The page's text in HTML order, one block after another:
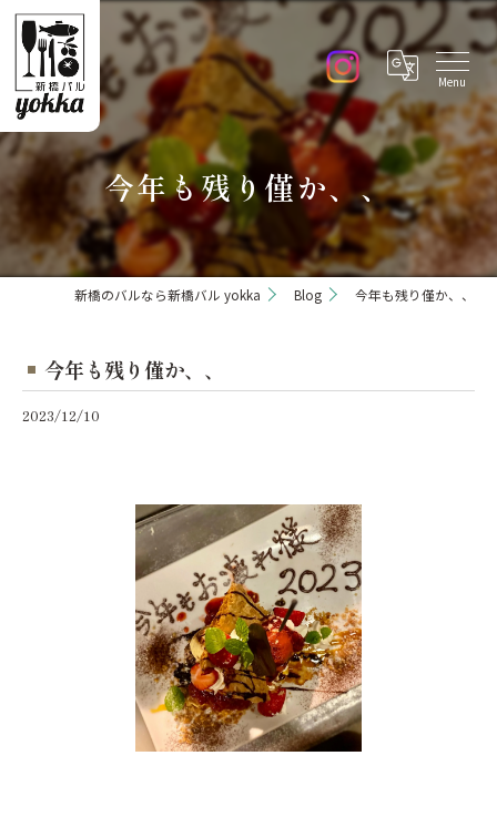
今年も残り僅か、、
新橋のバルなら新橋バル yokka Blog 今年も残り僅か、、
今年も残り僅か、、
2023/12/10